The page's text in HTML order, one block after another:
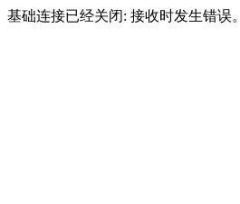
基础连接已经关闭: 接收时发生错误。